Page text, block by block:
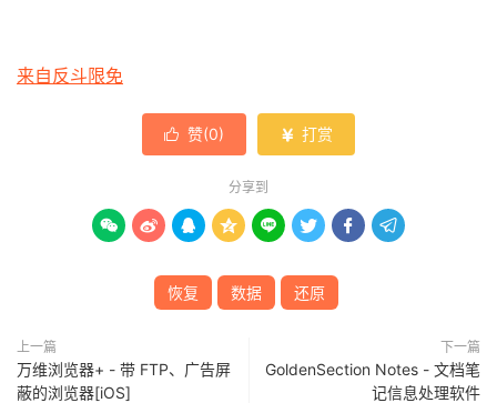
来自反斗限免
 赞(0)  打赏
分享到
       
恢复 数据 还原
上一篇
万维浏览器+ - 带 FTP、广告屏
蔽的浏览器[iOS]
下一篇
GoldenSection Notes - 文档笔
记信息处理软件